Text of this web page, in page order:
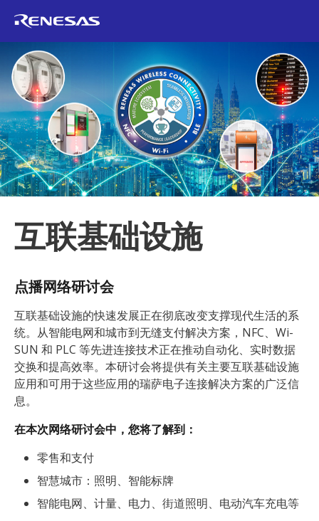
互联基础设施
点播网络研讨会
互联基础设施的快速发展正在彻底改变支撑现代生活的系
统。从智能电网和城市到无缝支付解决方案，NFC、Wi-
SUN 和 PLC 等先进连接技术正在推动自动化、实时数据
交换和提高效率。本研讨会将提供有关主要互联基础设施
应用和可用于这些应用的瑞萨电子连接解决方案的广泛信
息。
在本次网络研讨会中，您将了解到：
零售和支付
智慧城市：照明、智能标牌
智能电网、计量、电力、街道照明、电动汽车充电等